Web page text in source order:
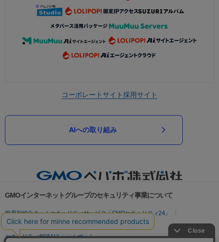
コーポレートサイト採用サイト
AIへの取り組み
GMOインターネットグループのセキュリティ事業について
世界初総合ネットセキュリティサービス「GMOセキュリティ24」
パスワード漏洩診断
Webサイトリスク診断
セキュリティ相談AIチャットボット